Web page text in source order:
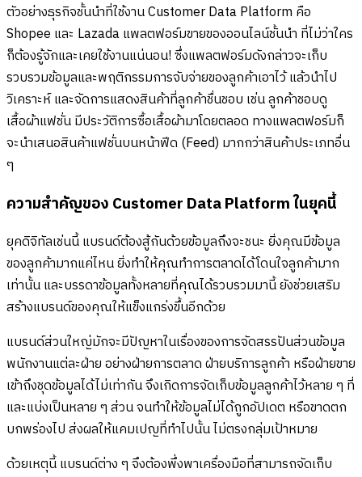
ตัวอย่างธุรกิจชั้นนำที่ใช้งาน Customer Data Platform คือ
Shopee และ Lazada แพลตฟอร์มขายของออนไลน์ชั้นนำ ที่ไม่ว่าใคร
ก็ต้องรู้จักและเคยใช้งานแน่นอน! ซึ่งแพลตฟอร์มดังกล่าวจะเก็บ
รวบรวมข้อมูลและพฤติกรรมการจับจ่ายของลูกค้าเอาไว้ แล้วนำไป
วิเคราะห์ และจัดการแสดงสินค้าที่ลูกค้าชื่นชอบ เช่น ลูกค้าชอบดู
เสื้อผ้าแฟชั่น มีประวัติการซื้อเสื้อผ้ามาโดยตลอด ทางแพลตฟอร์มก็
จะนำเสนอสินค้าแฟชั่นบนหน้าฟีด (Feed) มากกว่าสินค้าประเภทอื่น
ๆ
ความสำคัญของ Customer Data Platform ในยุคนี้
ยุคดิจิทัลเช่นนี้ แบรนด์ต้องสู้กันด้วยข้อมูลถึงจะชนะ ยิ่งคุณมีข้อมูล
ของลูกค้ามากแค่ไหน ยิ่งทำให้คุณทำการตลาดได้โดนใจลูกค้ามาก
เท่านั้น และบรรดาข้อมูลทั้งหลายที่คุณได้รวบรวมมานี้ ยังช่วยเสริม
สร้างแบรนด์ของคุณให้แข็งแกร่งขึ้นอีกด้วย
แบรนด์ส่วนใหญ่มักจะมีปัญหาในเรื่องของการจัดสรรปันส่วนข้อมูล
พนักงานแต่ละฝ่าย อย่างฝ่ายการตลาด ฝ่ายบริการลูกค้า หรือฝ่ายขาย
เข้าถึงชุดข้อมูลได้ไม่เท่ากัน จึงเกิดการจัดเก็บข้อมูลลูกค้าไว้หลาย ๆ ที่
และแบ่งเป็นหลาย ๆ ส่วน จนทำให้ข้อมูลไม่ได้ถูกอัปเดต หรือขาดตก
บกพร่องไป ส่งผลให้แคมเปญที่ทำไปนั้น ไม่ตรงกลุ่มเป้าหมาย
ด้วยเหตุนี้ แบรนด์ต่าง ๆ จึงต้องพึ่งพาเครื่องมือที่สามารถจัดเก็บ